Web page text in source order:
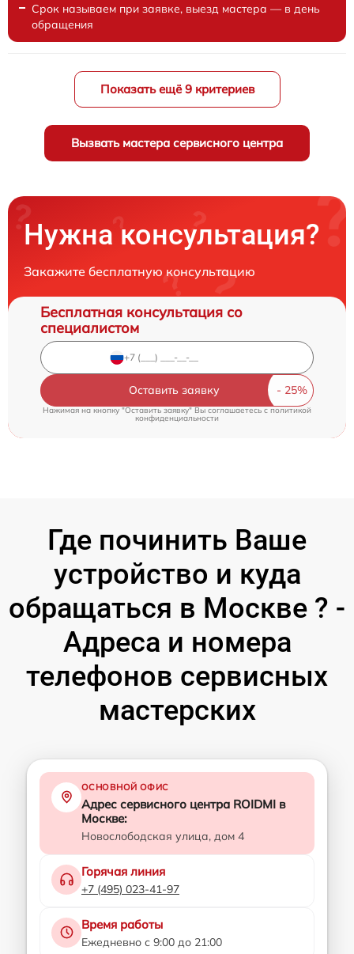
Срок называем при заявке, выезд мастера — в день
обращения
Показать ещё 9 критериев
Вызвать мастера сервисного центра
Нужна консультация?
Закажите бесплатную консультацию
Бесплатная консультация со
специалистом
Оставить заявку
Нажимая на кнопку "Оставить заявку" Вы соглашаетесь cполитикой
конфиденциальности
Где починить Ваше
устройство и куда
обращаться в Москве ? -
Адреса и номера
телефонов сервисных
мастерских
ОСНОВНОЙ ОФИС
Адрес сервисного центра ROIDMI в
Москве:
Новослободская улица, дом 4
Горячая линия
+7 (495) 023-41-97
Время работы
Ежедневно с 9:00 до 21:00